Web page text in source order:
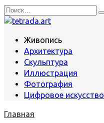
Перейти
к
Search
for:
Живопись
Архитектура
Скульптура
Иллюстрация
Фотография
Цифровое искусство
Главная